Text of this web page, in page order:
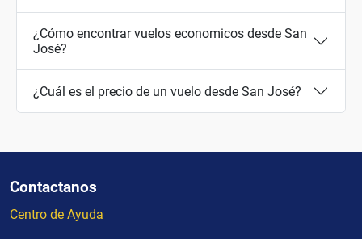
¿Cómo encontrar vuelos economicos desde San
José?
¿Cuál es el precio de un vuelo desde San José?
Contactanos
Centro de Ayuda